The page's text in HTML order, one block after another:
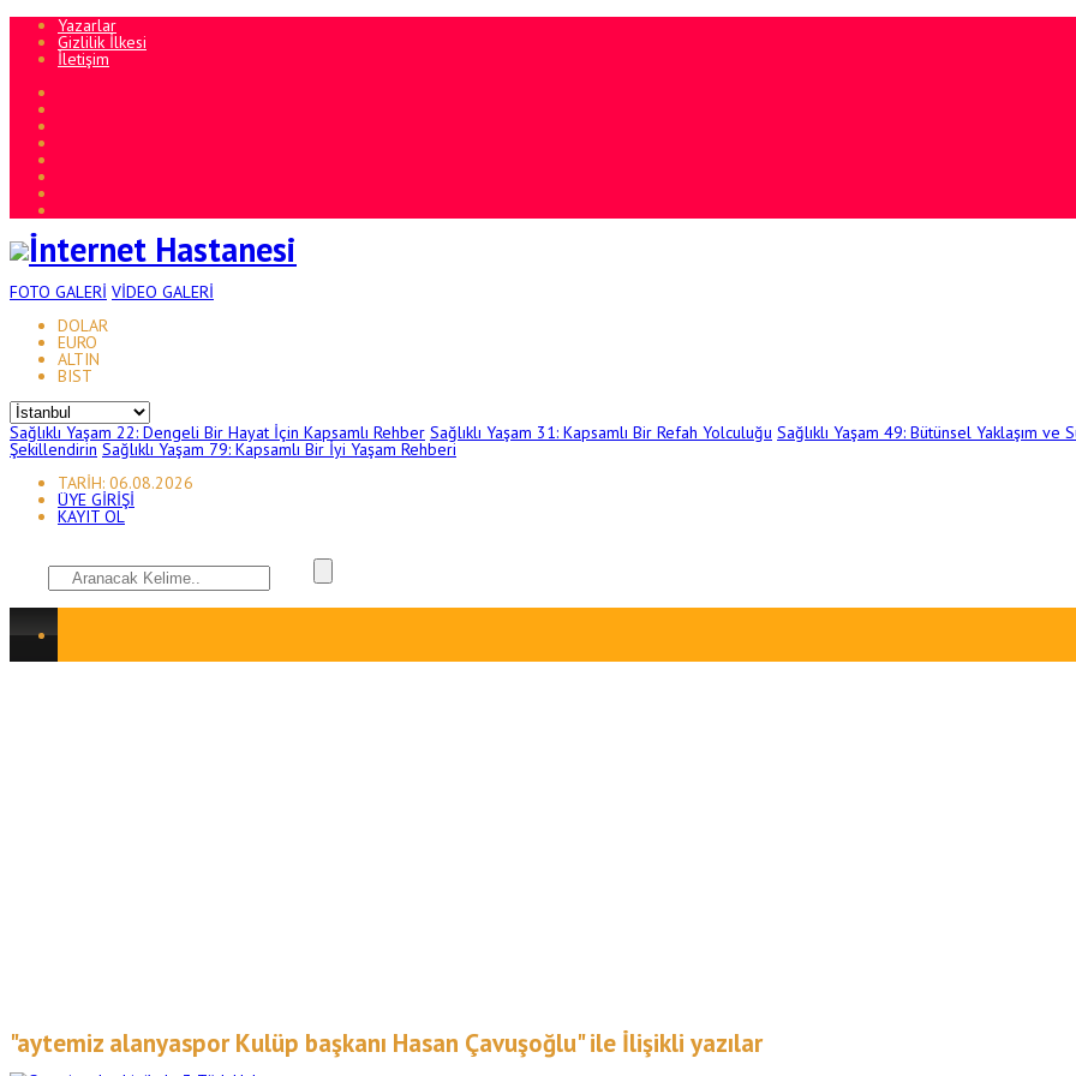
Yazarlar
Gizlilik İlkesi
İletişim
FOTO GALERİ VİDEO GALERİ
DOLAR
EURO
ALTIN
BIST
Sağlıklı Yaşam 22: Dengeli Bir Hayat İçin Kapsamlı Rehber Sağlıklı Yaşam 31: Kapsamlı Bir Refah Yolculuğu Sağlıklı Yaşam 49: Bütünsel Yaklaşım ve
Şekillendirin Sağlıklı Yaşam 79: Kapsamlı Bir İyi Yaşam Rehberi
TARİH: 06.08.2026
ÜYE GİRİŞİ
KAYIT OL
"aytemiz alanyaspor Kulüp başkanı Hasan Çavuşoğlu" ile İlişikli yazılar